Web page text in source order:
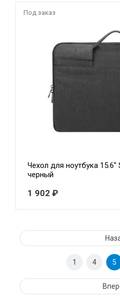
Под заказ
Чехол для ноутбука 15.6"
черный
1 902 ₽
1 4 5